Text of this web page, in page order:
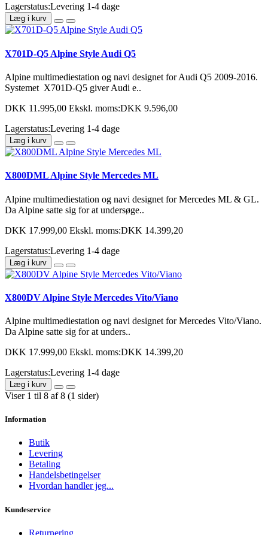
Lagerstatus:Levering 1-4 dage
Læg i kurv
X701D-Q5 Alpine Style Audi Q5
Alpine multimediestation og navi designet for Audi Q5 2009-2016.
Systemet X701D-Q5 giver Audi e..
DKK 11.995,00 Ekskl. moms:DKK 9.596,00
Lagerstatus:Levering 1-4 dage
Læg i kurv
X800DML Alpine Style Mercedes ML
Alpine multimediestation og navi designet for Mercedes ML & GL.
Da Alpine satte sig for at undersøge..
DKK 17.999,00 Ekskl. moms:DKK 14.399,20
Lagerstatus:Levering 1-4 dage
Læg i kurv
X800DV Alpine Style Mercedes Vito/Viano
Alpine multimediestation og navi designet for Mercedes Vito/Viano.
Da Alpine satte sig for at unders..
DKK 17.999,00 Ekskl. moms:DKK 14.399,20
Lagerstatus:Levering 1-4 dage
Læg i kurv
Viser 1 til 8 af 8 (1 sider)
Information
Butik
Levering
Betaling
Handelsbetingelser
Hvordan handler jeg...
Kundeservice
Returnering